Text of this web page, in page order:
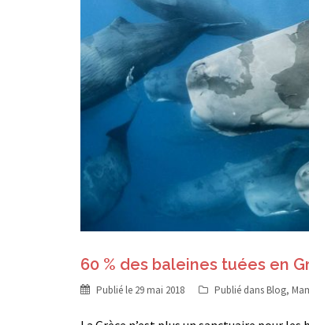
60 % des baleines tuées en
Publié le 29 mai 2018 Publié dans Blog,